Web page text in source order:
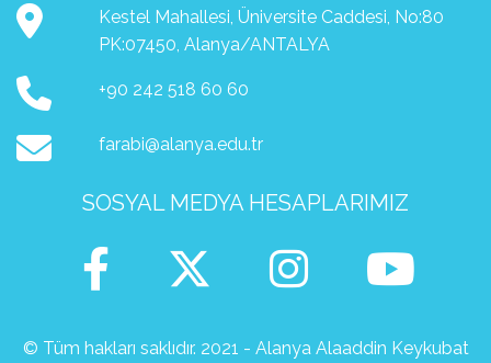
Kestel Mahallesi, Üniversite Caddesi, No:80
PK:07450, Alanya/ANTALYA
+90 242 518 60 60
farabi@alanya.edu.tr
SOSYAL MEDYA HESAPLARIMIZ
© Tüm hakları saklıdır. 2021 - Alanya Alaaddin Keykubat